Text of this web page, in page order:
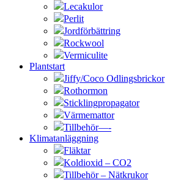
Lecakulor
Perlit
Jordförbättring
Rockwool
Vermiculite
Plantstart
Jiffy/Coco Odlingsbrickor
Rothormon
Sticklingpropagator
Värmemattor
Tillbehör—-
Klimatanläggning
Fläktar
Koldioxid – CO2
Tillbehör – Nätkrukor